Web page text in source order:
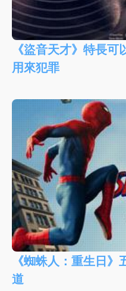
《盜音天才》特長
用來犯罪
《蜘蛛人：重生日
道